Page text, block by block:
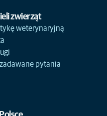
zwierząt
weterynaryjną
pytania